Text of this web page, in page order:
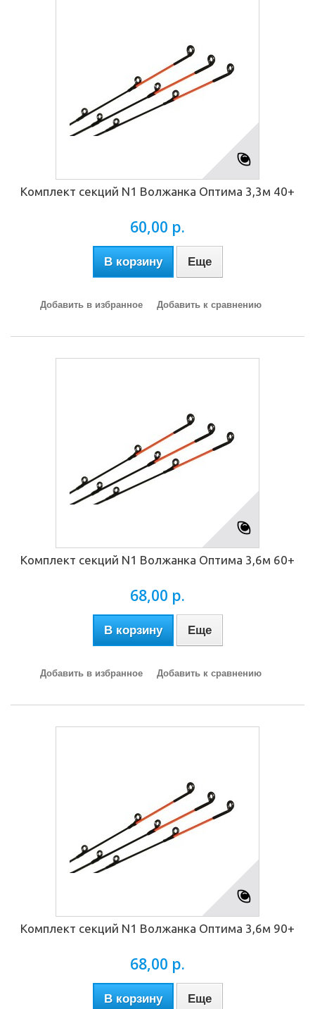
Комплект секций N1 Волжанка Оптима 3,3м 40+
60,00 р.
В корзину Еще
Добавить в избранное Добавить к сравнению
Комплект секций N1 Волжанка Оптима 3,6м 60+
68,00 р.
В корзину Еще
Добавить в избранное Добавить к сравнению
Комплект секций N1 Волжанка Оптима 3,6м 90+
68,00 р.
В корзину Еще